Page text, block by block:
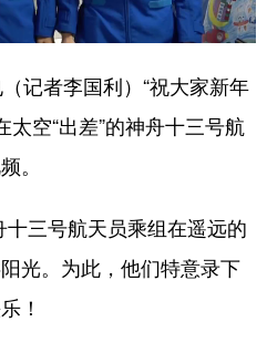
信息化 数字经济
者李国利）“祝大家新年
空“出差”的神舟十三号航
。
三号航天员乘组在遥远的
光。为此，他们特意录下
！